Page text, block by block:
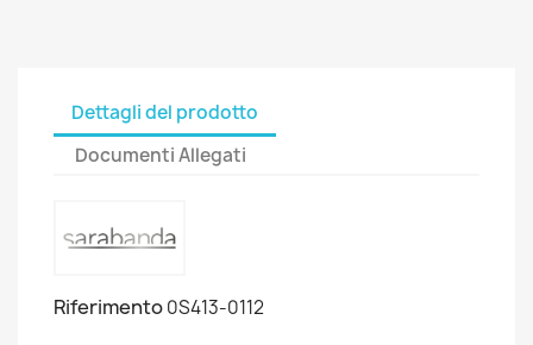
Dettagli del prodotto
Documenti Allegati
Riferimento0S413-0112